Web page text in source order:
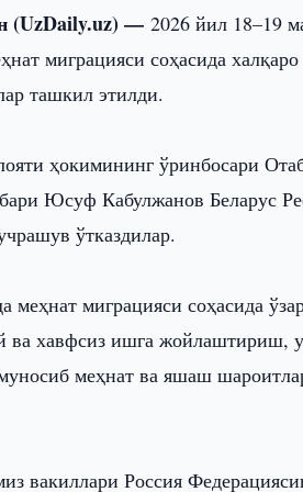
(UzDaily.uz) —2026 йил 18–19
миграцияси соҳасида
ташкил этилди.
ҳокимининг ўринбосари
Юсуф Кабулжанов Беларус
ўтказдилар.
меҳнат миграцияси соҳасида
ва хавфсиз ишга жойлаштириш,
меҳнат ва яшаш
вакиллари Россия